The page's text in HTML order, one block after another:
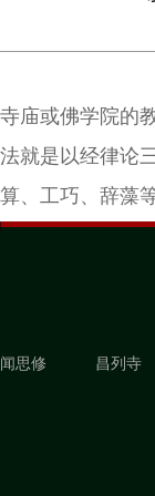
寺庙或佛学院的
法就是以经律论
算、工巧、辞藻
闻思修 昌列寺